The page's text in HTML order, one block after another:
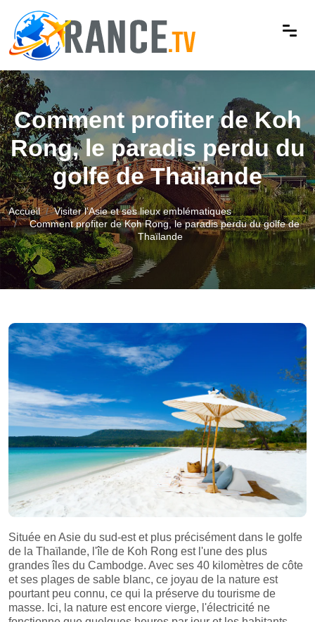
Comment profiter de Koh
Rong, le paradis perdu du
golfe de Thaïlande
Accueil
Visiter l'Asie et ses lieux emblématiques
Comment profiter de Koh Rong, le paradis perdu du golfe de
Thaïlande
Située en Asie du sud-est et plus précisément dans le golfe
de la Thaïlande, l'île de Koh Rong est l'une des plus
grandes îles du Cambodge. Avec ses 40 kilomètres de côte
et ses plages de sable blanc, ce joyau de la nature est
pourtant peu connu, ce qui la préserve du tourisme de
masse. Ici, la nature est encore vierge, l'électricité ne